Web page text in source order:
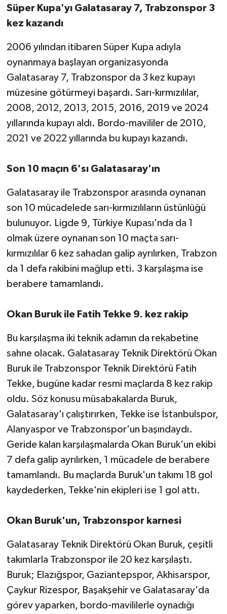
Süper Kupa'yı Galatasaray 7, Trabzonspor 3
kez kazandı
2006 yılından itibaren Süper Kupa adıyla
oynanmaya başlayan organizasyonda
Galatasaray 7, Trabzonspor da 3 kez kupayı
müzesine götürmeyi başardı. Sarı-kırmızılılar,
2008, 2012, 2013, 2015, 2016, 2019 ve 2024
yıllarında kupayı aldı. Bordo-mavililer de 2010,
2021 ve 2022 yıllarında bu kupayı kazandı.
Son 10 maçın 6'sı Galatasaray'ın
Galatasaray ile Trabzonspor arasında oynanan
son 10 mücadelede sarı-kırmızılıların üstünlüğü
bulunuyor. Ligde 9, Türkiye Kupası'nda da 1
olmak üzere oynanan son 10 maçta sarı-
kırmızılılar 6 kez sahadan galip ayrılırken, Trabzon
da 1 defa rakibini mağlup etti. 3 karşılaşma ise
berabere tamamlandı.
Okan Buruk ile Fatih Tekke 9. kez rakip
Bu karşılaşma iki teknik adamın da rekabetine
sahne olacak. Galatasaray Teknik Direktörü Okan
Buruk ile Trabzonspor Teknik Direktörü Fatih
Tekke, bugüne kadar resmi maçlarda 8 kez rakip
oldu. Söz konusu müsabakalarda Buruk,
Galatasaray'ı çalıştırırken, Tekke ise İstanbulspor,
Alanyaspor ve Trabzonspor'un başındaydı.
Geride kalan karşılaşmalarda Okan Buruk'un ekibi
7 defa galip ayrılırken, 1 mücadele de berabere
tamamlandı. Bu maçlarda Buruk'un takımı 18 gol
kaydederken, Tekke'nin ekipleri ise 1 gol attı.
Okan Buruk'un, Trabzonspor karnesi
Galatasaray Teknik Direktörü Okan Buruk, çeşitli
takımlarla Trabzonspor ile 20 kez karşılaştı.
Buruk; Elazığspor, Gaziantepspor, Akhisarspor,
Çaykur Rizespor, Başakşehir ve Galatasaray'da
görev yaparken, bordo-mavililerle oynadığı